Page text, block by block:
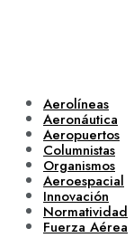
Aerolíneas
Aeronáutica
Aeropuertos
Columnistas
Organismos
Aeroespacial
Innovación
Normatividad
Fuerza Aérea